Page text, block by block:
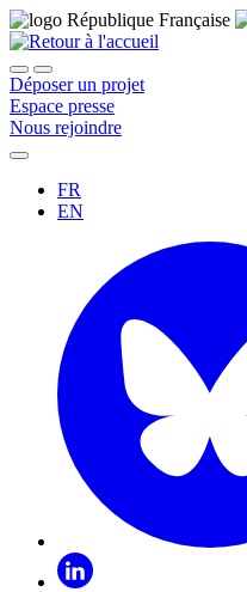
Déposer un projet
Espace presse
Nous rejoindre
FR
EN